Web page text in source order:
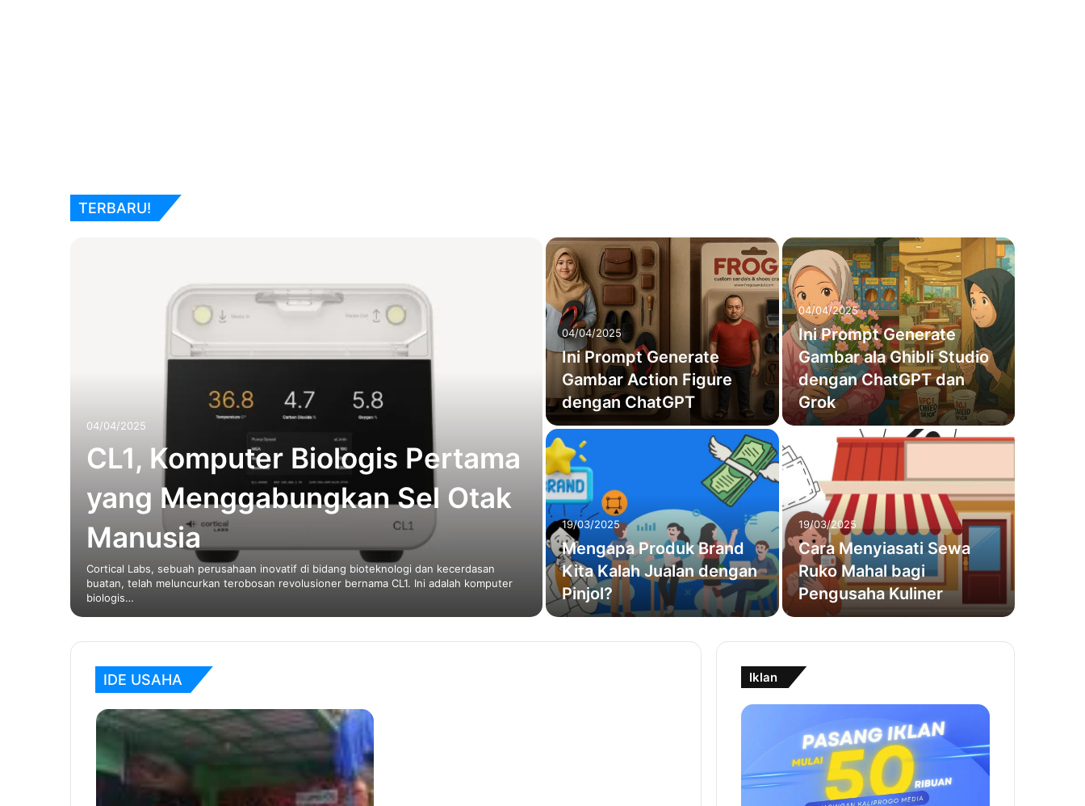
TERBARU!
04/04/2025
CL1, Komputer Biologis Pertama
yang Menggabungkan Sel Otak
Manusia
Cortical Labs, sebuah perusahaan inovatif di bidang bioteknologi dan kecerdasan
buatan, telah meluncurkan terobosan revolusioner bernama CL1. Ini adalah komputer
biologis…
04/04/2025
Ini Prompt Generate
Gambar Action Figure
dengan ChatGPT
04/04/2025
Ini Prompt Generate
Gambar ala Ghibli Studio
dengan ChatGPT dan
Grok
19/03/2025
Mengapa Produk Brand
Kita Kalah Jualan dengan
Pinjol?
19/03/2025
Cara Menyiasati Sewa
Ruko Mahal bagi
Pengusaha Kuliner
IDE USAHA Iklan